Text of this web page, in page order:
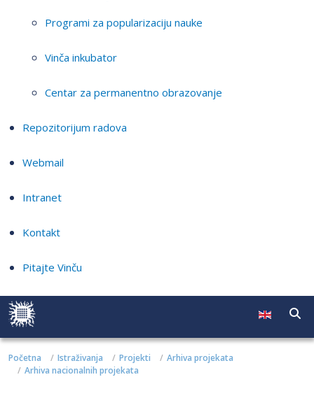
Programi za popularizaciju nauke
Vinča inkubator
Centar za permanentno obrazovanje
Repozitorijum radova
Webmail
Intranet
Kontakt
Pitajte Vinču
Početna Istraživanja Projekti
Arhiva projekata
Arhiva nacionalnih projekata